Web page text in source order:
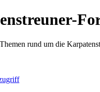
rund um die